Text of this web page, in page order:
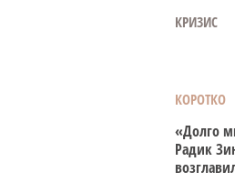
КРИЗИС
КОРОТКО
«Долго
Радик